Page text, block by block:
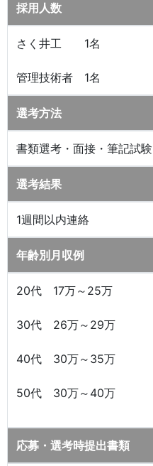
採用人数
さく井工 1名
管理技術者 1名
選考方法
書類選考・面接・筆記試験
選考結果
1週間以内連絡
年齢別月収例
20代 17万～25万
30代 26万～29万
40代 30万～35万
50代 30万～40万
応募・選考時提出書類